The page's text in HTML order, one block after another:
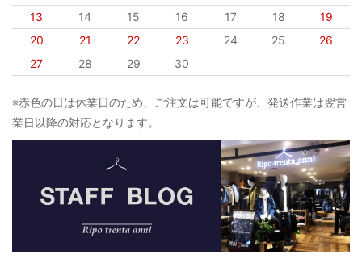
13
14 15 16 17 18
19
20
21 22 23 24 25
26
27
28 29 30
※赤色の日は休業日のため、ご注文は可能ですが、発送作業は翌営
業日以降の対応となります。